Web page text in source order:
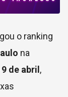
o ranking
na
9 de abril ,